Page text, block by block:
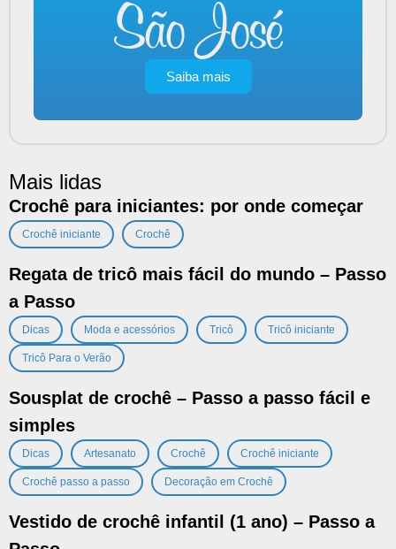
Saiba mais
Mais lidas
Crochê para iniciantes: por onde começar
Crochê iniciante Crochê
Regata de tricô mais fácil do mundo – Passo
a Passo
Dicas Moda e acessórios Tricô Tricô iniciante
Tricô Para o Verão
Sousplat de crochê – Passo a passo fácil e
simples
Dicas Artesanato Crochê Crochê iniciante
Crochê passo a passo Decoração em Crochê
Vestido de crochê infantil (1 ano) – Passo a